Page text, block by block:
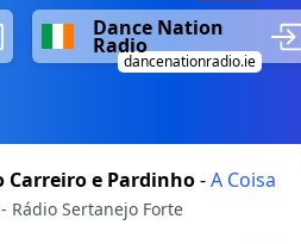
Dance Nation
Radio
dancenationradio.ie
Carreiro e Pardinho-A Coisa
- Rádio Sertanejo Forte